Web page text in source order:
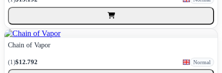
Chain of Vapor
(1)$12.792 Normal